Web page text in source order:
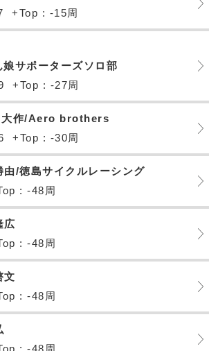
+Top : -15周
サポーターズソロ部
+Top : -27周
大作/Aero brothers
+Top : -30周
由/徳島サイクルレーシング
: -48周
広
: -48周
文
: -48周
: -48周